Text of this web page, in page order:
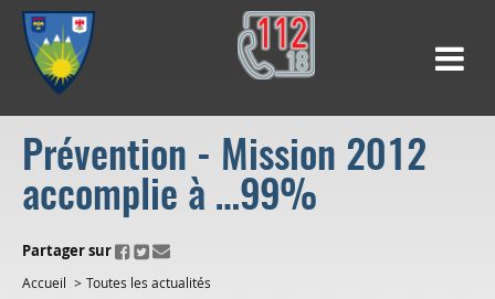
Prévention - Mission 2012
accomplie à …99%
ui.fo.accessibility.echappement.partage
Partager sur
Accueil Toutes les actualités